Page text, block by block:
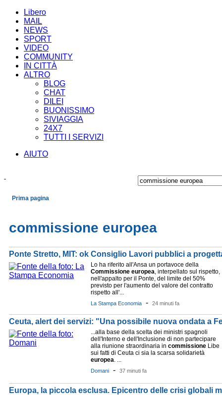
Libero
MAIL
NEWS
SPORT
VIDEO
COMMUNITY
IN CITTÀ
ALTRO
BLOG
CHAT
DILEI
BUONISSIMO
SIVIAGGIA
24X7
TUTTI I SERVIZI
AIUTO
Prima pagina
commissione europea
Ponte Stretto, MIT: ok Consiglio Lavori pubblici a
Lo ha riferito all'Ansa un portavoce della
Commissione europea, interpellato sul rispetto,
nell'appalto per il Ponte, del limite del 50%
previsto per l'aumento del valore del contratto
rispetto all'...
La Stampa Economia - 24 minuti fa
Ceuta, alert dei servizi: "Una possibile nuova ondata a
...alla base della scelta dei ministri spagnoli
dell'Interno e dell'Inclusione di non partecipare
alla riunione straordinaria in commissione Libe
sui fatti di Ceuta ci sia la scarsa solidarietà
europea. ...
Domani - 37 minuti fa
Europa, la piccola esclusa. Epicentro delle crisi globali